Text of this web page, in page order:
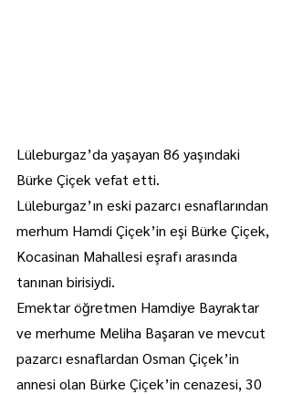
Lüleburgaz’da yaşayan 86 yaşındaki
Bürke Çiçek vefat etti.
Lüleburgaz’ın eski pazarcı esnaflarından
merhum Hamdi Çiçek’in eşi Bürke Çiçek,
Kocasinan Mahallesi eşrafı arasında
tanınan birisiydi.
Emektar öğretmen Hamdiye Bayraktar
ve merhume Meliha Başaran ve mevcut
pazarcı esnaflardan Osman Çiçek’in
annesi olan Bürke Çiçek’in cenazesi, 30